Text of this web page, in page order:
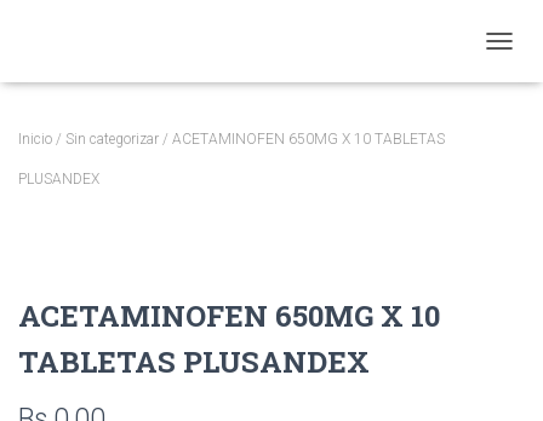
Inicio / Sin categorizar / ACETAMINOFEN 650MG X 10 TABLETAS
PLUSANDEX
ACETAMINOFEN 650MG X 10
TABLETAS PLUSANDEX